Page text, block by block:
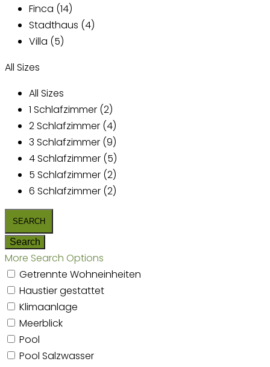
Finca (14)
Stadthaus (4)
Villa (5)
All Sizes
All Sizes
1 Schlafzimmer (2)
2 Schlafzimmer (4)
3 Schlafzimmer (9)
4 Schlafzimmer (5)
5 Schlafzimmer (2)
6 Schlafzimmer (2)
More Search Options
Getrennte Wohneinheiten
Haustier gestattet
Klimaanlage
Meerblick
Pool
Pool Salzwasser